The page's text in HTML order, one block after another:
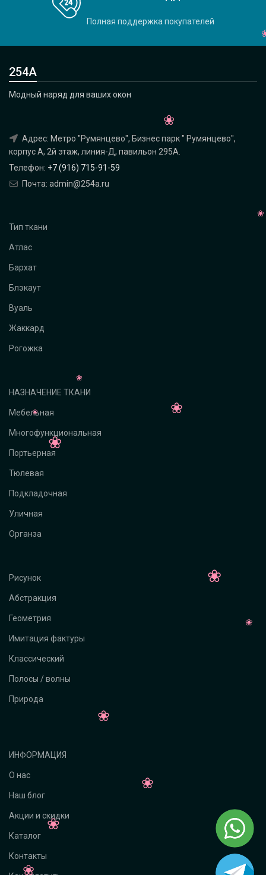
Полная поддержка покупателей
254А
Модный наряд для ваших окон
Адрес: Метро "Румянцево", Бизнес парк " Румянцево",
корпус А, 2й этаж, линия-Д, павильон 295A.
Телефон: +7 (916) 715-91-59
Почта: admin@254a.ru
Тип ткани
Атлас
Бархат
Блэкаут
Вуаль
Жаккард
Рогожка
НАЗНАЧЕНИЕ ТКАНИ
Мебельная
Многофункциональная
Портьерная
Тюлевая
Подкладочная
Уличная
Органза
Рисунок
Абстракция
Геометрия
Имитация фактуры
Классический
Полосы / волны
Природа
ИНФОРМАЦИЯ
О нас
Наш блог
Акции и скидки
Каталог
Контакты